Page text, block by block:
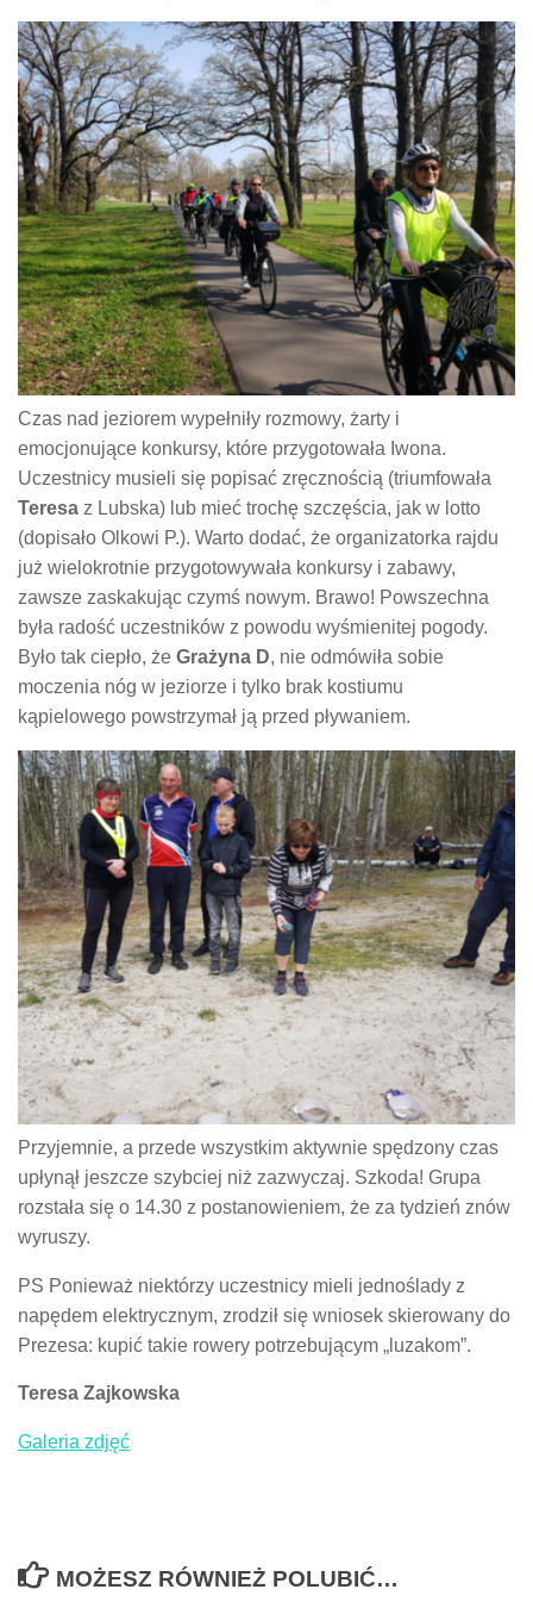
Czas nad jeziorem wypełniły rozmowy, żarty i
emocjonujące konkursy, które przygotowała Iwona.
Uczestnicy musieli się popisać zręcznością (triumfowała
Teresa z Lubska) lub mieć trochę szczęścia, jak w lotto
(dopisało Olkowi P.). Warto dodać, że organizatorka rajdu
już wielokrotnie przygotowywała konkursy i zabawy,
zawsze zaskakując czymś nowym. Brawo! Powszechna
była radość uczestników z powodu wyśmienitej pogody.
Było tak ciepło, że Grażyna D, nie odmówiła sobie
moczenia nóg w jeziorze i tylko brak kostiumu
kąpielowego powstrzymał ją przed pływaniem.
Przyjemnie, a przede wszystkim aktywnie spędzony czas
upłynął jeszcze szybciej niż zazwyczaj. Szkoda! Grupa
rozstała się o 14.30 z postanowieniem, że za tydzień znów
wyruszy.
PS Ponieważ niektórzy uczestnicy mieli jednoślady z
napędem elektrycznym, zrodził się wniosek skierowany do
Prezesa: kupić takie rowery potrzebującym „luzakom”.
Teresa Zajkowska
Galeria zdjęć
MOŻESZ RÓWNIEŻ POLUBIĆ…